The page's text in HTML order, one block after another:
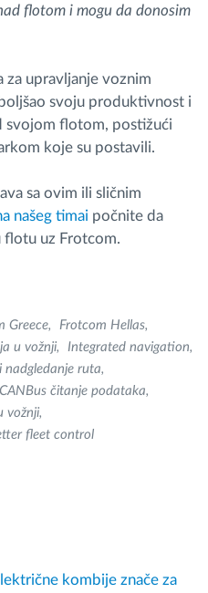
flotom i mogu da donosim
upravljanje voznim
svoju produktivnost i
svojom flotom, postižući
koje su postavili.
sa ovim ili sličnim
našeg timai počnite da
flotu uz Frotcom.
Greece
Frotcom Hellas
u vožnji
Integrated navigation
nadgledanje ruta
CANBus čitanje podataka
vožnji
fleet control
kombije znače za